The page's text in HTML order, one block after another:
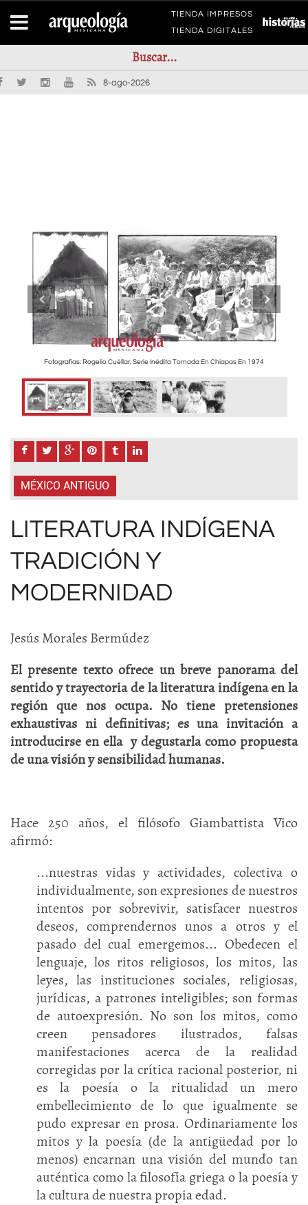
TIENDA IMPRESOS
TIENDA DIGITALES
8-ago-2026
Fotografías: Rogelio Cuéllar. Serie Inédita Tomada En Chiapas En 1974
MÉXICO ANTIGUO
LITERATURA INDÍGENA
TRADICIÓN Y
MODERNIDAD
Jesús Morales Bermúdez
El presente texto ofrece un breve panorama del
sentido y trayectoria de la literatura indígena en la
región que nos ocupa. No tiene pretensiones
exhaustivas ni definitivas; es una invitación a
introducirse en ella y degustarla como propuesta
de una visión y sensibilidad humanas.
Hace 250 años, el filósofo Giambattista Vico
afirmó:
...nuestras vidas y actividades, colectiva o
individualmente, son expresiones de nuestros
intentos por sobrevivir, satisfacer nuestros
deseos, comprendernos unos a otros y el
pasado del cual emergemos... Obedecen el
lenguaje, los ritos religiosos, los mitos, las
leyes, las instituciones sociales, religiosas,
jurídicas, a patrones inteligibles; son formas
de autoexpresión. No son los mitos, como
creen pensadores ilustrados, falsas
manifestaciones acerca de la realidad
corregidas por la crítica racional posterior, ni
es la poesía o la ritualidad un mero
embellecimiento de lo que igualmente se
pudo expresar en prosa. Ordinariamente los
mitos y la poesía (de la antigüedad por lo
menos) encarnan una visión del mundo tan
auténtica como la filosofía griega o la poesía y
la cultura de nuestra propia edad.